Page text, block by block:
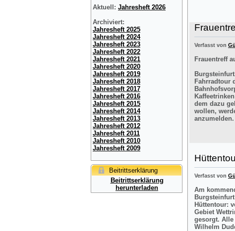
Aktuell: Jahresheft 2026
Archiviert:
Jahresheft 2025
Jahresheft 2024
Jahresheft 2023
Jahresheft 2022
Jahresheft 2021
Jahresheft 2020
Jahresheft 2019
Jahresheft 2018
Jahresheft 2017
Jahresheft 2016
Jahresheft 2015
Jahresheft 2014
Jahresheft 2013
Jahresheft 2012
Jahresheft 2011
Jahresheft 2010
Jahresheft 2009
Beitrittserklärung
Beitrittserklärung
herunterladen
Verfasst von
Frauentreff
Fahrradtour
dem dazu
wollen,
anzumelden.
Verfasst von
Am
Hüttentour:
Gebiet
gesorgt. Alle
Wilhelm